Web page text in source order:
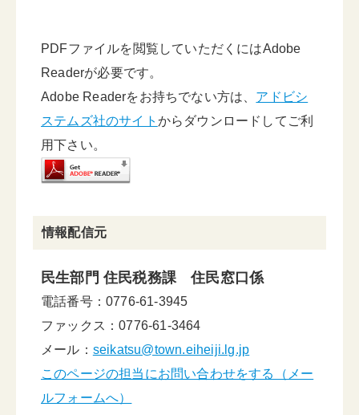
PDFファイルを閲覧していただくにはAdobe
Readerが必要です。
Adobe Readerをお持ちでない方は、 アドビシ
ステムズ社のサイト からダウンロードしてご利
用下さい。
情報配信元
民生部門 住民税務課 住民窓口係
電話番号：0776-61-3945
ファックス：0776-61-3464
メール： seikatsu@town.eiheiji.lg.jp
このページの担当にお問い合わせをする（メー
ルフォームへ）